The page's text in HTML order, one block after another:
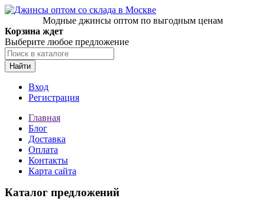
Модные джинсы оптом по выгодным ценам
Корзина ждет
Выберите любое предложение
Найти
Вход
Регистрация
Главная
Блог
Доставка
Оплата
Контакты
Карта сайта
Каталог предложений